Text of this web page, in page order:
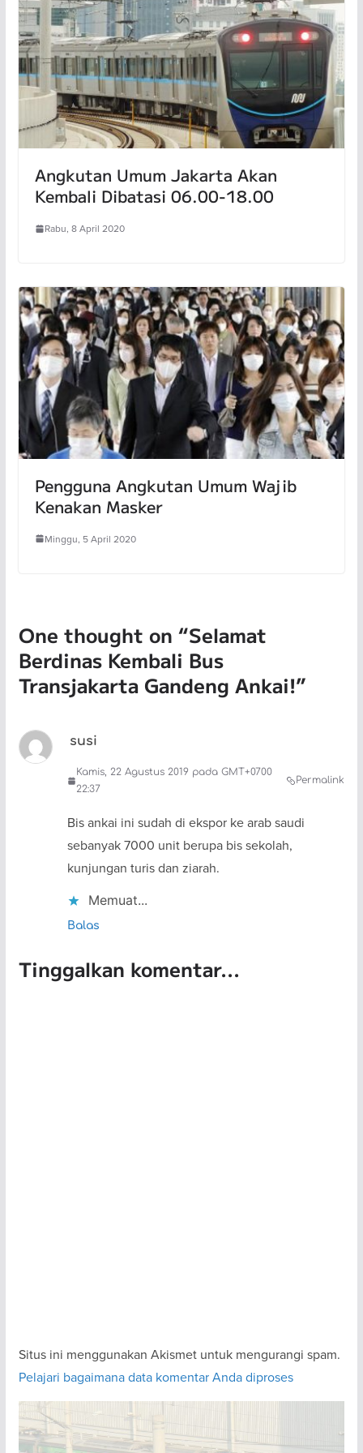
Angkutan Umum Jakarta Akan
Kembali Dibatasi 06.00-18.00
Rabu, 8 April 2020
Pengguna Angkutan Umum Wajib
Kenakan Masker
Minggu, 5 April 2020
One thought on “Selamat
Berdinas Kembali Bus
Transjakarta Gandeng Ankai!”
susi
Kamis, 22 Agustus 2019 pada GMT+0700
22:37
Permalink
Bis ankai ini sudah di ekspor ke arab saudi
sebanyak 7000 unit berupa bis sekolah,
kunjungan turis dan ziarah.
Memuat...
Balas
Tinggalkan komentar...
Situs ini menggunakan Akismet untuk mengurangi spam.
Pelajari bagaimana data komentar Anda diproses